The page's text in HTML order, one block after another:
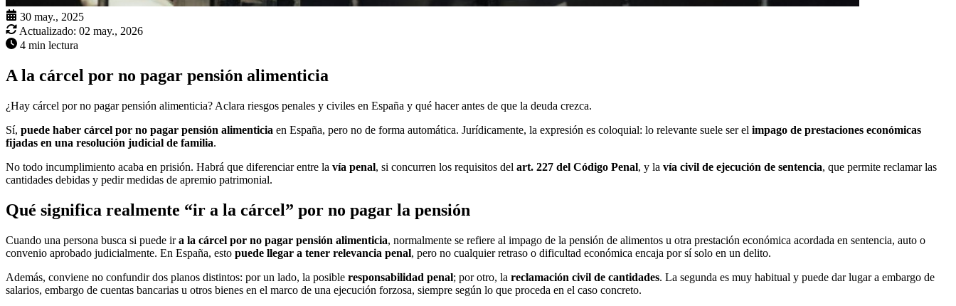
30 may., 2025
Actualizado: 02 may., 2026
4 min lectura
A la cárcel por no pagar pensión alimenticia
¿Hay cárcel por no pagar pensión alimenticia? Aclara riesgos penales y civiles en España y qué hacer antes de que la deuda crezca.
Sí, puede haber cárcel por no pagar pensión alimenticia en España, pero no de forma automática. Jurídicamente, la expresión es coloquial: lo relevante suele ser el impago de prestaciones económicas
fijadas en una resolución judicial de familia.
No todo incumplimiento acaba en prisión. Habrá que diferenciar entre la vía penal, si concurren los requisitos del art. 227 del Código Penal, y la vía civil de ejecución de sentencia, que permite reclamar las
cantidades debidas y pedir medidas de apremio patrimonial.
Qué significa realmente “ir a la cárcel” por no pagar la pensión
Cuando una persona busca si puede ira la cárcel por no pagar pensión alimenticia, normalmente se refiere al impago de la pensión de alimentos u otra prestación económica acordada en sentencia, auto o
convenio aprobado judicialmente. En España, esto puede llegar a tener relevancia penal, pero no cualquier retraso o dificultad económica encaja por sí solo en un delito.
Además, conviene no confundir dos planos distintos: por un lado, la posible responsabilidad penal; por otro, la reclamación civil de cantidades. La segunda es muy habitual y puede dar lugar a embargo de
salarios, embargo de cuentas bancarias u otros bienes en el marco de una ejecución forzosa, siempre según lo que proceda en el caso concreto.